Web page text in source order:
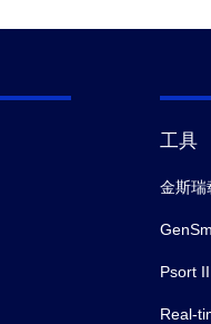
工具
金斯瑞
Psort II
Real-